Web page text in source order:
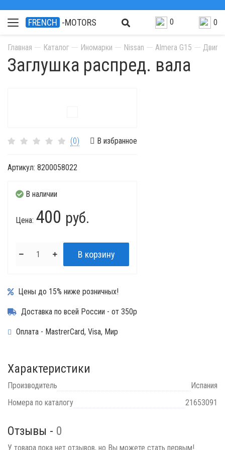
FRENCH -MOTORS 0 0
Главная Каталог Иномарки Nissan Almera G15
Заглушка распред. вала
(0) В избранное
Артикул: 8200058022
В наличии
Цена: 400 руб.
Цены до 15% ниже розничных!
Доставка по всей России - от 350р
Оплата - MastrerCard, Visa, Мир
Характеристики
Производитель
Испания
Номера по каталогу
21653091
Отзывы - 0
У товара пока нет отзывов, но Вы можете стать первым!